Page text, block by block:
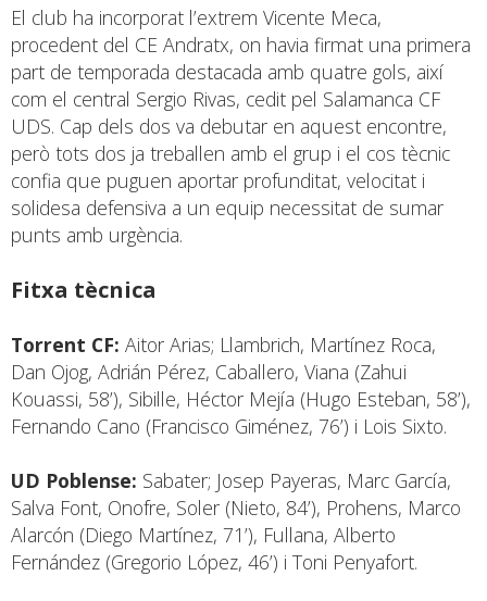
El club ha incorporat l’extrem Vicente Meca,
procedent del CE Andratx, on havia firmat una primera
part de temporada destacada amb quatre gols, així
com el central Sergio Rivas, cedit pel Salamanca CF
UDS. Cap dels dos va debutar en aquest encontre,
però tots dos ja treballen amb el grup i el cos tècnic
confia que puguen aportar profunditat, velocitat i
solidesa defensiva a un equip necessitat de sumar
punts amb urgència.
Fitxa tècnica
Torrent CF: Aitor Arias; Llambrich, Martínez Roca,
Dan Ojog, Adrián Pérez, Caballero, Viana (Zahui
Kouassi, 58’), Sibille, Héctor Mejía (Hugo Esteban, 58’),
Fernando Cano (Francisco Giménez, 76’) i Lois Sixto.
UD Poblense: Sabater; Josep Payeras, Marc García,
Salva Font, Onofre, Soler (Nieto, 84’), Prohens, Marco
Alarcón (Diego Martínez, 71’), Fullana, Alberto
Fernández (Gregorio López, 46’) i Toni Penyafort.